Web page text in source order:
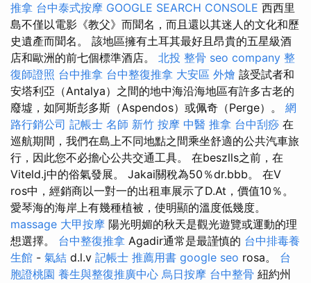
推拿 台中泰式按摩 GOOGLE SEARCH CONSOLE 西西里
島不僅以電影《教父》而聞名，而且還以其迷人的文化和歷
史遺產而聞名。 該地區擁有土耳其最好且昂貴的五星級酒
店和歐洲的前七個標準酒店。 北投 整骨 seo company 整
復師證照 台中推拿 台中整復推拿 大安區 外燴 該受試者和
安塔利亞（Antalya）之間的地中海沿海地區有許多古老的
廢墟，如阿斯彭多斯（Aspendos）或佩奇（Perge）。 網
路行銷公司 記帳士 名師 新竹 按摩 中醫 推拿 台中刮痧 在
巡航期間，我們在島上不同地點之間乘坐舒適的公共汽車旅
行，因此您不必擔心公共交通工具。 在beszlls之前，在
Viteld.j中的俗氣發展。 Jakai關稅為50％dr.bbb。 在V
ros中，經銷商以一對一的出租車展示了D.At，價值10％。
愛琴海的海岸上有幾種植被，使明顯的溫度低幾度。
massage 大甲按摩 陽光明媚的秋天是觀光遊覽或運動的理
想選擇。 台中整復推拿 Agadir通常是最謹慎的 台中排毒養
生館 - 氣結 d.l.v 記帳士 推薦用書 google seo rosa。 台
胞證桃園 養生與整復推廣中心 烏日按摩 台中整骨 紐約州